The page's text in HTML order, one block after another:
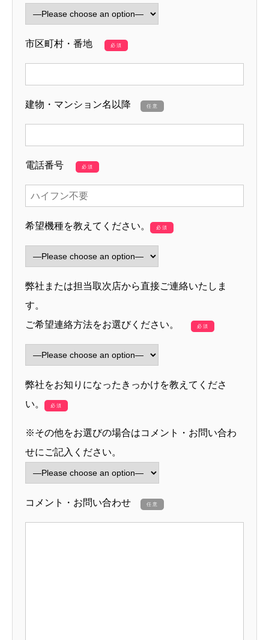
市区町村・番地 必須
建物・マンション名以降 任意
電話番号 必須
希望機種を教えてください。 必須
弊社または担当取次店から直接ご連絡いたしま
す。
ご希望連絡方法をお選びください。
必須
弊社をお知りになったきっかけを教えてくださ
い。
必須
※その他をお選びの場合はコメント・お問い合わ
せにご記入ください。
コメント・お問い合わせ 任意